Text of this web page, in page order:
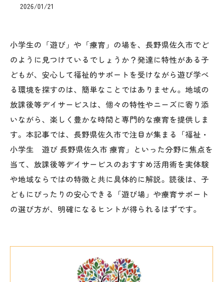
2026/01/21
小学生の「遊び」や「療育」の場を、長野県佐久市でど
のように見つけているでしょうか？発達に特性がある子
どもが、安心して福祉的サポートを受けながら遊び学べ
る環境を探すのは、簡単なことではありません。地域の
放課後等デイサービスは、個々の特性やニーズに寄り添
いながら、楽しく豊かな時間と専門的な療育を提供しま
す。本記事では、長野県佐久市で注目が集まる「福祉・
小学生 遊び 長野県佐久市 療育」といった分野に焦点を
当て、放課後等デイサービスのおすすめ活用術を実体験
や地域ならではの特徴と共に具体的に解説。読後は、子
どもにぴったりの安心できる「遊び場」や療育サポート
の選び方が、明確になるヒントが得られるはずです。